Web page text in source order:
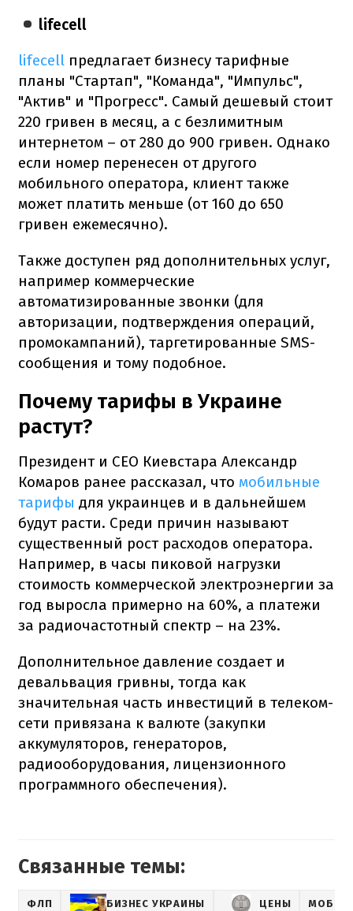
lifecell
lifecell предлагает бизнесу тарифные
планы "Стартап", "Команда", "Импульс",
"Актив" и "Прогресс". Самый дешевый стоит
220 гривен в месяц, а с безлимитным
интернетом – от 280 до 900 гривен. Однако
если номер перенесен от другого
мобильного оператора, клиент также
может платить меньше (от 160 до 650
гривен ежемесячно).
Также доступен ряд дополнительных услуг,
например коммерческие
автоматизированные звонки (для
авторизации, подтверждения операций,
промокампаний), таргетированные SMS-
сообщения и тому подобное.
Почему тарифы в Украине
растут?
Президент и CEO Киевстара Александр
Комаров ранее рассказал, что мобильные
тарифы для украинцев и в дальнейшем
будут расти. Среди причин называют
существенный рост расходов оператора.
Например, в часы пиковой нагрузки
стоимость коммерческой электроэнергии за
год выросла примерно на 60%, а платежи
за радиочастотный спектр – на 23%.
Дополнительное давление создает и
девальвация гривны, тогда как
значительная часть инвестиций в телеком-
сети привязана к валюте (закупки
аккумуляторов, генераторов,
радиооборудования, лицензионного
программного обеспечения).
Связанные темы:
ФЛП БИЗНЕС УКРАИНЫ ЦЕНЫ